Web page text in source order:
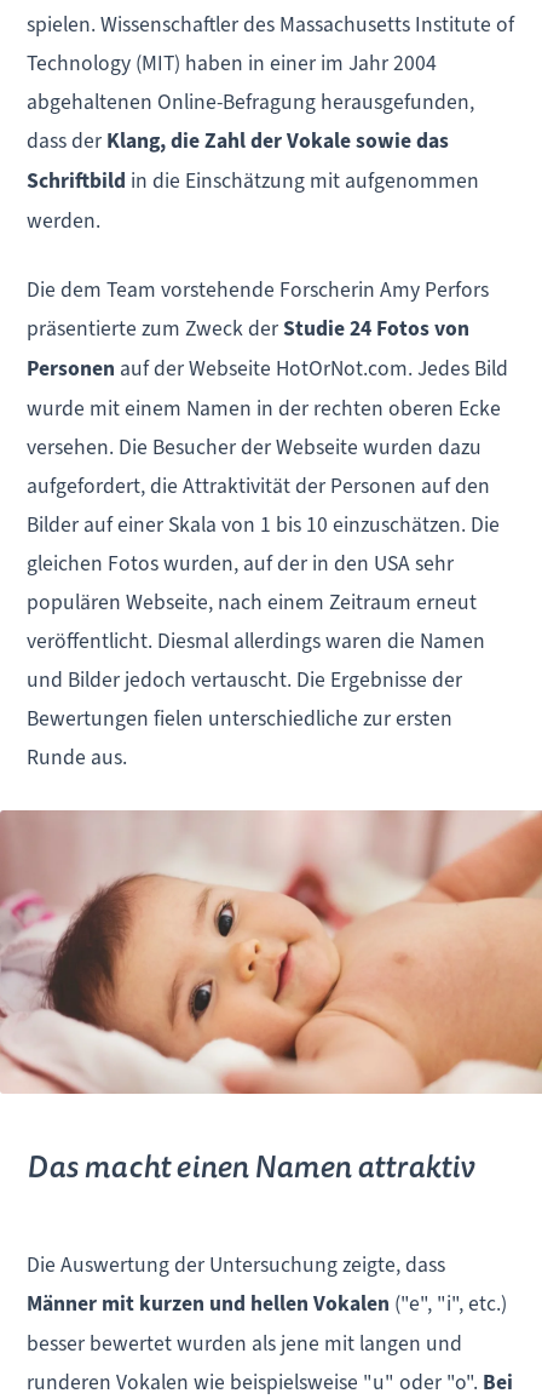
spielen. Wissenschaftler des Massachusetts Institute of
Technology (MIT) haben in einer im Jahr 2004
abgehaltenen Online-Befragung herausgefunden,
dass der Klang, die Zahl der Vokale sowie das
Schriftbild in die Einschätzung mit aufgenommen
werden.
Die dem Team vorstehende Forscherin Amy Perfors
präsentierte zum Zweck derStudie 24 Fotos von
Personen auf der Webseite HotOrNot.com. Jedes Bild
wurde mit einem Namen in der rechten oberen Ecke
versehen. Die Besucher der Webseite wurden dazu
aufgefordert, die Attraktivität der Personen auf den
Bilder auf einer Skala von 1 bis 10 einzuschätzen. Die
gleichen Fotos wurden, auf der in den USA sehr
populären Webseite, nach einem Zeitraum erneut
veröffentlicht. Diesmal allerdings waren die Namen
und Bilder jedoch vertauscht. Die Ergebnisse der
Bewertungen fielen unterschiedliche zur ersten
Runde aus.
Das macht einen Namen attraktiv
Die Auswertung der Untersuchung zeigte, dass
Männer mit kurzen und hellen Vokalen ("e", "i", etc.)
besser bewertet wurden als jene mit langen und
runderen Vokalen wie beispielsweise "u" oder "o". Bei